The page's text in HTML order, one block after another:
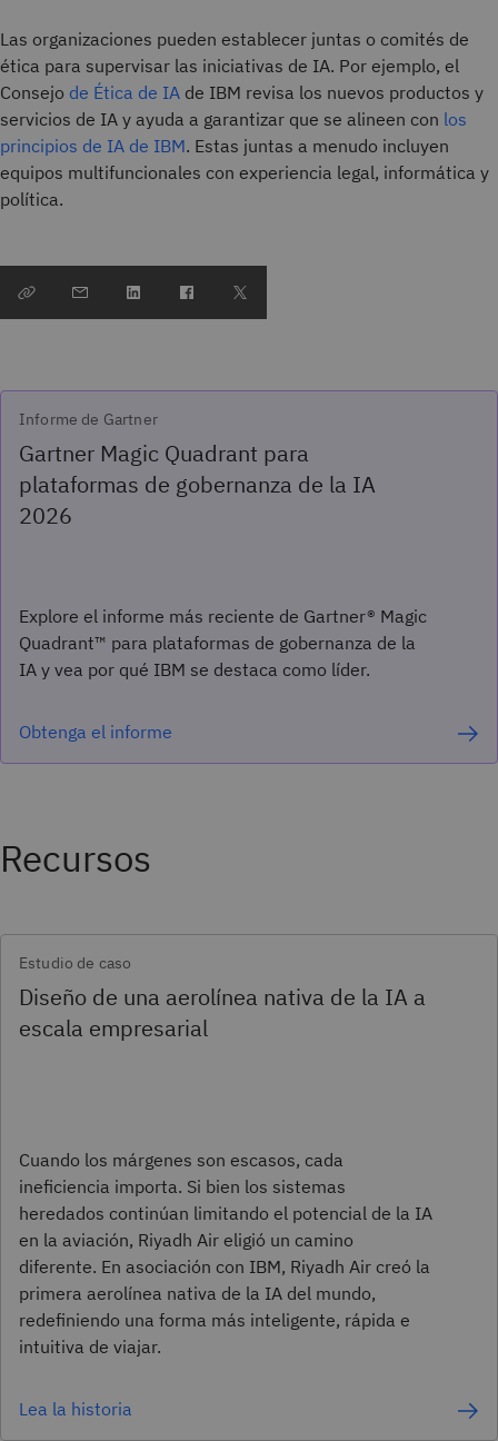
Las organizaciones pueden establecer juntas o comités de
ética para supervisar las iniciativas de IA. Por ejemplo, el
Consejo de Ética de IA de IBM revisa los nuevos productos y
servicios de IA y ayuda a garantizar que se alineen con los
principios de IA de IBM. Estas juntas a menudo incluyen
equipos multifuncionales con experiencia legal, informática y
política.
Informe de Gartner
Gartner Magic Quadrant para
plataformas de gobernanza de la IA
2026
Explore el informe más reciente de Gartner® Magic
Quadrant™ para plataformas de gobernanza de la
IA y vea por qué IBM se destaca como líder.
Obtenga el informe
Recursos
Estudio de caso
Diseño de una aerolínea nativa de la IA a
escala empresarial
Cuando los márgenes son escasos, cada
ineficiencia importa. Si bien los sistemas
heredados continúan limitando el potencial de la IA
en la aviación, Riyadh Air eligió un camino
diferente. En asociación con IBM, Riyadh Air creó la
primera aerolínea nativa de la IA del mundo,
redefiniendo una forma más inteligente, rápida e
intuitiva de viajar.
Lea la historia